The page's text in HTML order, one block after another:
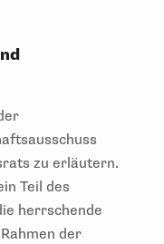
zu erläutern.
Teil des
herrschende
der